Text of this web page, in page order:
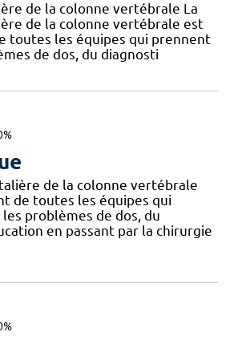
de la colonne vertébrale La
de la colonne vertébrale est
toutes les équipes qui prennent
de dos, du diagnosti
de la colonne vertébrale
de toutes les équipes qui
problèmes de dos, du
en passant par la chirurgie